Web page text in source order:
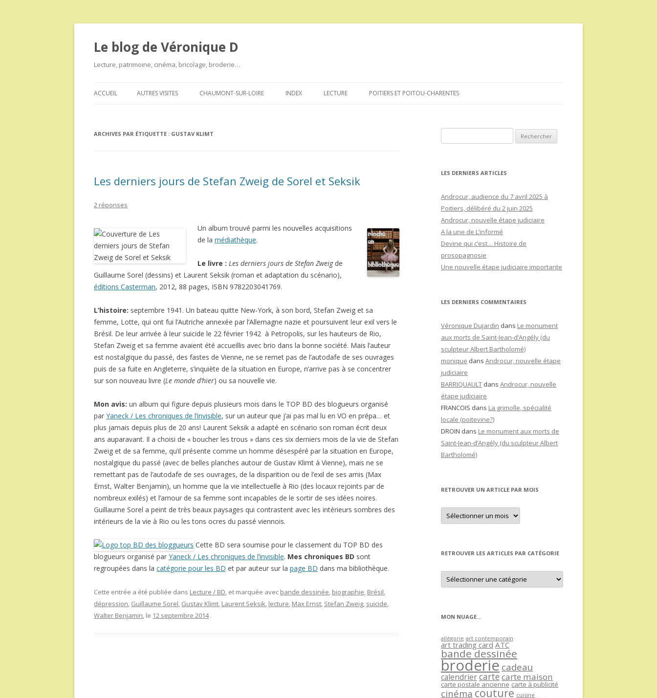
Le blog de Véronique D
Lecture, patrimoine, cinéma, bricolage, broderie…
au
ACCUEIL AUTRES VISITES CHAUMONT-SUR-LOIRE INDEX LECTURE POITIERS ET POITOU-CHARENTES
ARCHIVES PAR ÉTIQUETTE : GUSTAV KLIMT
Les derniers jours de Stefan Zweig de Sorel et Seksik
2 réponses
Un album trouvé parmi les nouvelles acquisitions
de la médiathèque.
Le livre : Les derniers jours de Stefan Zweigde
Guillaume Sorel (dessins) et Laurent Seksik (roman et adaptation du scénario),
éditions Casterman, 2012, 88 pages, ISBN 9782203041769.
L’histoire: septembre 1941. Un bateau quitte New-York, à son bord, Stefan Zweig et sa
femme, Lotte, qui ont fui l’Autriche annexée par l’Allemagne nazie et poursuivent leur exil vers le
Brésil. De leur arrivée à leur suicide le 22 février 1942 à Petropolis, sur les hauteurs de Rio,
Stefan Zweig et sa femme avaient été accueillis avec brio dans la bonne société. Mais l’auteur
est nostalgique du passé, des fastes de Vienne, ne se remet pas de l’autodafe de ses ouvrages
puis de sa fuite en Angleterre, s’inquiète de la situation en Europe, n’arrive pas à se concentrer
sur son nouveau livre (Le monde d’hier) ou sa nouvelle vie.
Mon avis: un album qui figure depuis plusieurs mois dans le TOP BD des blogueurs organisé
par Yaneck / Les chroniques de l’invisible, sur un auteur que j’ai pas mal lu en VO en prépa… et
plus jamais depuis plus de 20 ans! Laurent Seksik a adapté en scénario son roman écrit deux
ans auparavant. Il a choisi de « boucher les trous » dans ces six derniers mois de la vie de Stefan
Zweig et de sa femme, qu’il présente comme un homme désespéré par la situation en Europe,
nostalgique du passé (avec de belles planches autour de Gustav Klimt à Vienne), mais ne se
remettant pas de l’autodafe de ses ouvrages, de la disparition ou de l’exil de ses amis (Max
Ernst, Walter Benjamin), un homme que la vie intellectuelle à Rio (des locaux rejoints par de
nombreux exilés) et l’amour de sa femme sont incapables de le sortir de ses idées noires.
Guillaume Sorel a peint de très beaux paysages qui contrastent avec les intérieurs sombres des
intérieurs de la vie à Rio ou les tons ocres du passé viennois.
Cette BD sera soumise pour le classement du TOP BD des
blogueurs organisé par Yaneck / Les chroniques de l’invisible. Mes chroniques BD sont
regroupées dans la catégorie pour les BD et par auteur sur la page BD dans ma bibliothèque.
Cette entrée a été publiée dans Lecture / BD, et marquée avec bande dessinée, biographie, Brésil,
dépression, Guillaume Sorel, Gustav Klimt, Laurent Seksik, lecture, Max Ernst, Stefan Zweig, suicide,
Walter Benjamin, le 12 septembre 2014 .
LES DERNIERS ARTICLES
Androcur, audience du 7 avril 2025 à
Poitiers, délibéré du 2 juin 2025
Androcur, nouvelle étape judiciaire
A la une de L’informé
Devine qui c’est… Histoire de
prosopagnosie
Une nouvelle étape judiciaire importante
LES DERNIERS COMMENTAIRES
Véronique Dujardin dans Le monument
aux morts de Saint-Jean-d’Angély (du
sculpteur Albert Bartholomé)
monique dans Androcur, nouvelle étape
judiciaire
BARRIQUAULT dans Androcur, nouvelle
étape judiciaire
FRANCOIS dans La grimolle, spécialité
locale (poitevine?)
DROIN dans Le monument aux morts de
Saint-Jean-d’Angély (du sculpteur Albert
Bartholomé)
RETROUVER UN ARTICLE PAR MOIS
Retrouver
un
article
RETROUVER LES ARTICLES PAR CATÉGORIE
Retrouver
les
articles
MON NUAGE…
allégorie art contemporain
art trading card ATC
bande dessinée
broderie cadeau
calendriercartecarte maison
carte postale ancienne carte à publicité
cinéma couture cuisine